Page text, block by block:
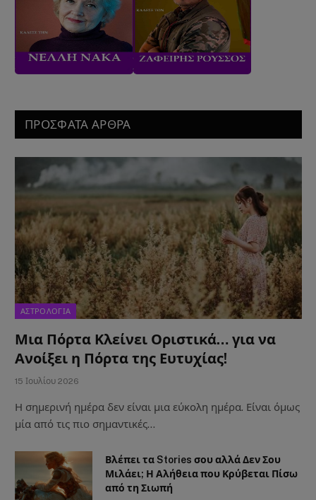
ΠΡΟΣΦΑΤΑ ΑΡΘΡΑ
ΑΣΤΡΟΛΟΓΙΑ
Μια Πόρτα Κλείνει Οριστικά… για να
Ανοίξει η Πόρτα της Ευτυχίας!
15 Ιουλίου 2026
Η σημερινή ημέρα δεν είναι μια εύκολη ημέρα. Είναι όμως
μία από τις πιο σημαντικές…
Βλέπει τα Stories σου αλλά Δεν Σου
Μιλάει; Η Αλήθεια που Κρύβεται Πίσω
από τη Σιωπή